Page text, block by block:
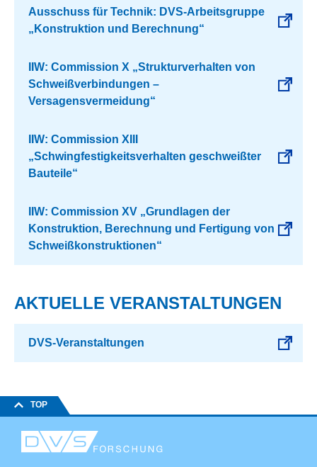
Ausschuss für Technik: DVS-Arbeitsgruppe
„Konstruktion und Berechnung“
IIW: Commission X „Strukturverhalten von
Schweißverbindungen –
Versagensvermeidung“
IIW: Commission XIII
„Schwingfestigkeitsverhalten geschweißter
Bauteile“
IIW: Commission XV „Grundlagen der
Konstruktion, Berechnung und Fertigung von
Schweißkonstruktionen“
AKTUELLE VERANSTALTUNGEN
DVS-Veranstaltungen
TOP